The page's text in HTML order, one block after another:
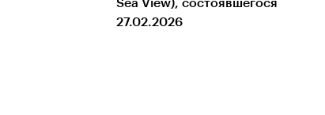
Sea View), состоявшегося
27.02.2026